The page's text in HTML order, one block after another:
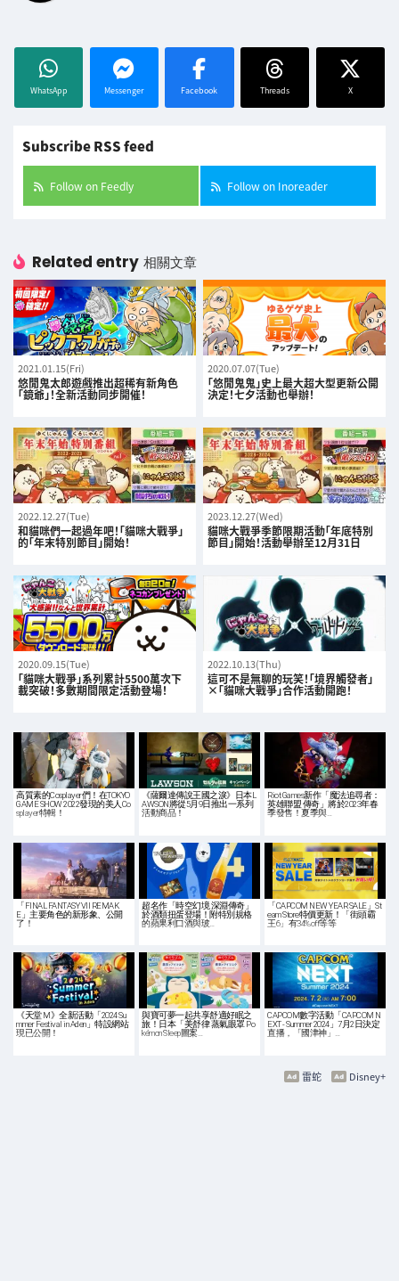
WhatsApp Messenger Facebook Threads X
Subscribe RSS feed
Follow on Feedly Follow on Inoreader
Related entry 相關文章
2021.01.15(Fri)
悠閒鬼太郎遊戲推出超稀有新角色
「鏡爺」！全新活動同步開催！
2020.07.07(Tue)
「悠閒鬼鬼」史上最大超大型更新公開
決定！七夕活動也舉辦！
2022.12.27(Tue)
和貓咪們一起過年吧！「貓咪大戰爭」
的「年末特別節目」開始！
2023.12.27(Wed)
貓咪大戰爭季節限期活動「年底特別
節目」開始！活動舉辦至12月31日
2020.09.15(Tue)
「貓咪大戰爭」系列累計5500萬次下
載突破！多數期間限定活動登場！
2022.10.13(Thu)
這可不是無聊的玩笑！「境界觸發者」
×「貓咪大戰爭」合作活動開跑！
高質素的Cosplayer們！在TOKYO
GAME SHOW 2022發現的美人Co
splayer特輯！
《薩爾達傳說王國之淚》日本L
AWSON將從5月9日推出一系列
活動商品！
Riot Games新作「魔法追尋者：
英雄聯盟 傳奇」將於2023年春
季發售！夏季與…
「FINAL FANTASY VII REMAK
E」主要角色的新形象、公開
了！
超名作「時空幻境 深淵傳奇」
於酒類扭蛋登場！附特別規格
的蘋果利口酒與玻…
「CAPCOM NEW YEAR SALE」St
eam Store特價更新！「街頭霸
王6」有34%off等等
《天堂 M》全新活動「2024 Su
mmer Festival in Aden」特設網站
現已公開！
與寶可夢一起共享舒適好眠之
旅！日本「美舒律 蒸氣眼罩 Po
kémon Sleep圖案…
CAPCOM數字活動「CAPCOM N
EXT - Summer 2024」7月2日決定
直播，「國津神」…
Disney+
雷蛇